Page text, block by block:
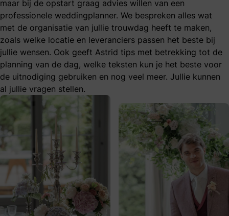
maar bij de opstart graag advies willen van een
professionele weddingplanner. We bespreken alles wat
met de organisatie van jullie trouwdag heeft te maken,
zoals welke locatie en leveranciers passen het beste bij
jullie wensen. Ook geeft Astrid tips met betrekking tot de
planning van de dag, welke teksten kun je het beste voor
de uitnodiging gebruiken en nog veel meer. Jullie kunnen
al jullie vragen stellen.